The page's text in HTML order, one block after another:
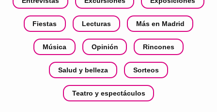
Fiestas Lecturas Más en Madrid
Música Opinión Rincones
Salud y belleza Sorteos
Teatro y espectáculos